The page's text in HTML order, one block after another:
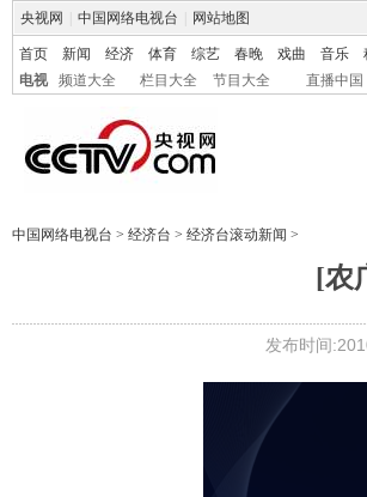
央视网 中国网络电视台 网站地图
首页 新闻 经济 体育 综艺 春晚 戏曲 音乐
电视
频道大全 栏目大全 节目大全 直播中国
中国网络电视台 > 经济台 > 经济台滚动新闻 >
[农
发布时间